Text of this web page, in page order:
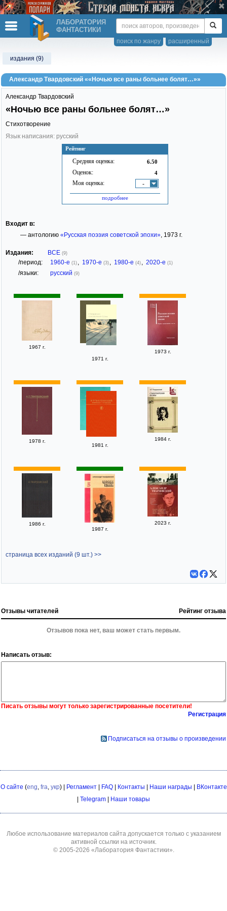
ЛАБОРАТОРИЯ
ФАНТАСТИКИ
расширенный
поиск по жанру
издания (9)
Александр Твардовский ««Ночью все раны больнее болят…»»
Рейтинг
Средняя оценка: 6.50
Оценок: 4
Моя оценка: -
подробнее
Александр Твардовский
«Ночью все раны больнее болят…»
Стихотворение
Язык написания: русский
Входит в:
— антологию «Русская поэзия советской эпохи», 1973 г.
Издания: ВСЕ (9)
/период: 1960-е (1) 1970-е (3) 1980-е (4) 2020-е (1)
/языки: русский (9)
1967 г.
1971 г.
1973 г.
1978 г.
1981 г.
1984 г.
1986 г.
1987 г.
2023 г.
страница всех изданий (9 шт.) >>
Отзывы читателей Рейтинг отзыва
Отзывов пока нет, ваш может стать первым.
Написать отзыв:
Писать отзывы могут только зарегистрированные посетители!
Регистрация
Подписаться на отзывы о произведении
О сайте (eng fra укр) | Регламент| FAQ| Контакты | Наши награды | ВКонтакте
| Telegram | Наши товары
Любое использование материалов сайта допускается только с указанием
активной ссылки на источник.
© 2005-2026 «Лаборатория Фантастики»